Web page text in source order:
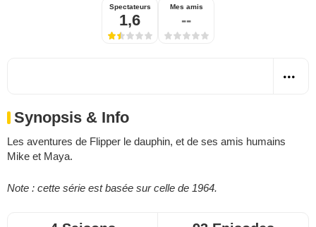
Spectateurs
1,6
Mes amis
--
Synopsis & Info
Les aventures de Flipper le dauphin, et de ses amis humains
Mike et Maya.
Note : cette série est basée sur celle de 1964.